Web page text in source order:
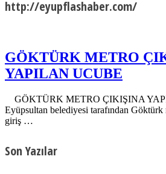
http://eyupflashaber.com/
GÖKTÜRK METRO
YAPILAN UCUBE
GÖKTÜRK METRO ÇIKIŞINA
Eyüpsultan belediyesi tarafından Göktürk
giriş …
Son Yazılar